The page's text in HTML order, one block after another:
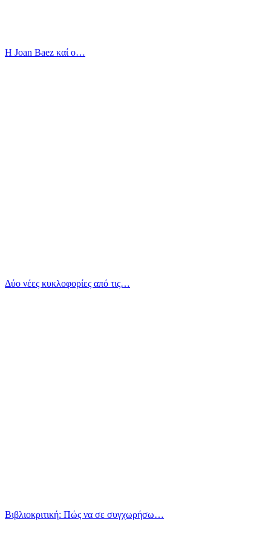
Η Joan Baez καί ο…
Δύο νέες κυκλοφορίες από τις…
Βιβλιοκριτική: Πώς να σε συγχωρήσω…